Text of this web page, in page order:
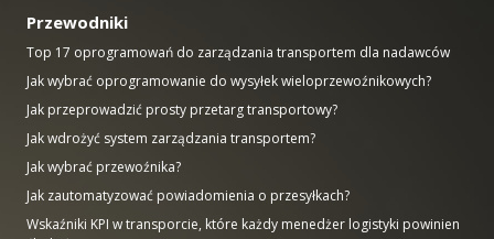
Przewodniki
Top 17 oprogramowań do zarządzania transportem dla nadawców
Jak wybrać oprogramowanie do wysyłek wieloprzewoźnikowych?
Jak przeprowadzić prosty przetarg transportowy?
Jak wdrożyć system zarządzania transportem?
Jak wybrać przewoźnika?
Jak zautomatyzować powiadomienia o przesyłkach?
Wskaźniki KPI w transporcie, które każdy menedżer logistyki powinien